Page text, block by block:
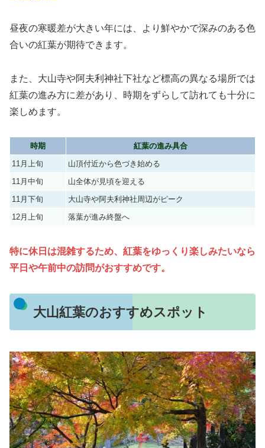
昼夜の寒暖差が大きい年には、より鮮やかで深みのある色
合いの紅葉が期待できます。
また、大山寺や阿夫利神社下社など標高の異なる場所では
紅葉の進み方に差があり、時期をずらして訪れても十分に
楽しめます。
時期
紅葉の進み具合
11月上旬
山頂付近から色づき始める
11月中旬
山全体が見頃を迎える
11月下旬
大山寺や阿夫利神社周辺がピーク
12月上旬
落葉が進み終盤へ
特に休日は混雑するため、紅葉をゆっくり楽しみたいなら
平日や午前中の訪問がおすすめです。
大山紅葉のおすすめスポット